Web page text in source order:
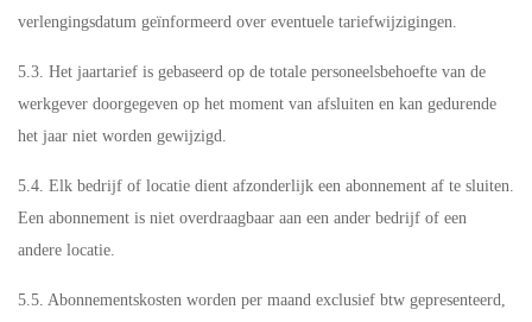
verlengingsdatum geïnformeerd over eventuele tariefwijzigingen.
5.3. Het jaartarief is gebaseerd op de totale personeelsbehoefte van de
werkgever doorgegeven op het moment van afsluiten en kan gedurende
het jaar niet worden gewijzigd.
5.4. Elk bedrijf of locatie dient afzonderlijk een abonnement af te sluiten.
Een abonnement is niet overdraagbaar aan een ander bedrijf of een
andere locatie.
5.5. Abonnementskosten worden per maand exclusief btw gepresenteerd,